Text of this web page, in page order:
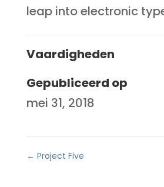
leap into electronic
Vaardigheden
Gepubliceerd op
mei 31, 2018
← Project Five